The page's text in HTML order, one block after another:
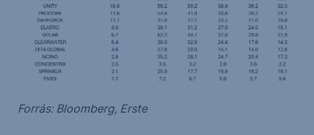
Forrás: Bloomberg, Erste